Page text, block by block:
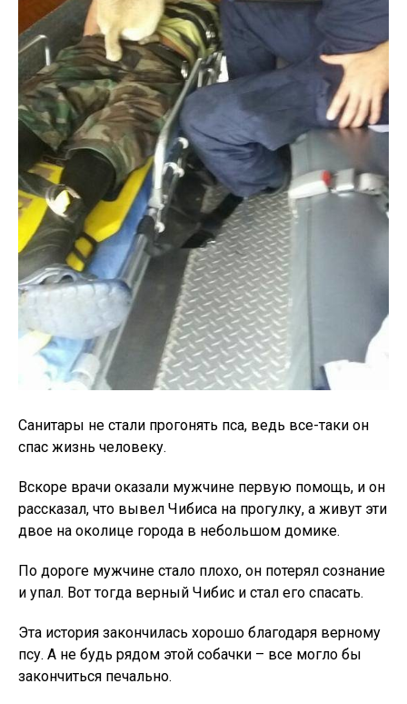
Санитары не стали прогонять пса, ведь все-таки он
спас жизнь человеку.
Вскоре врачи оказали мужчине первую помощь, и он
рассказал, что вывел Чибиса на прогулку, а живут эти
двое на околице города в небольшом домике.
По дороге мужчине стало плохо, он потерял сознание
и упал. Вот тогда верный Чибис и стал его спасать.
Эта история закончилась хорошо благодаря верному
псу. А не будь рядом этой собачки – все могло бы
закончиться печально.